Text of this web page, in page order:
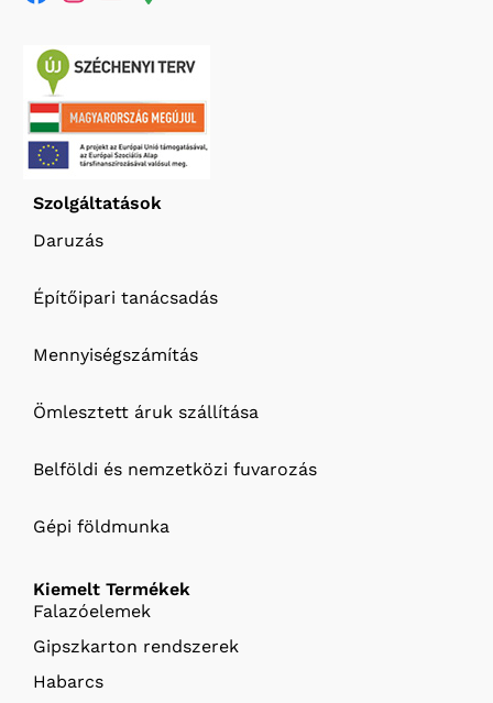
Szolgáltatások
Daruzás
Építőipari tanácsadás
Mennyiségszámítás
Ömlesztett áruk szállítása
Belföldi és nemzetközi fuvarozás
Gépi földmunka
Kiemelt Termékek
Falazóelemek
Gipszkarton rendszerek
Habarcs